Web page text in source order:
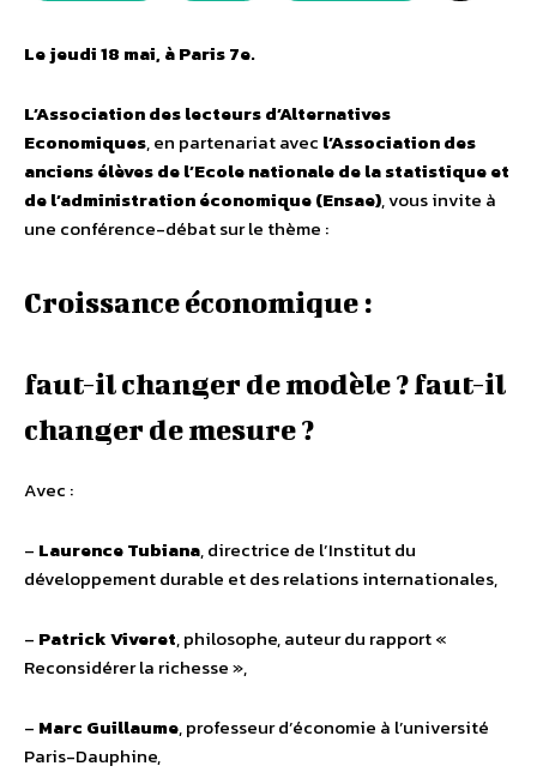
Le jeudi 18 mai, à Paris 7e.
L’Association des lecteurs d’Alternatives
Economiques, en partenariat avec l’Association des
anciens élèves de l’Ecole nationale de la statistique et
de l’administration économique (Ensae), vous invite à
une conférence-débat sur le thème :
Croissance économique :
faut-il changer de modèle ? faut-il
changer de mesure ?
Avec :
– Laurence Tubiana, directrice de l’Institut du
développement durable et des relations internationales,
– Patrick Viveret, philosophe, auteur du rapport «
Reconsidérer la richesse »,
– Marc Guillaume, professeur d’économie à l’université
Paris-Dauphine,